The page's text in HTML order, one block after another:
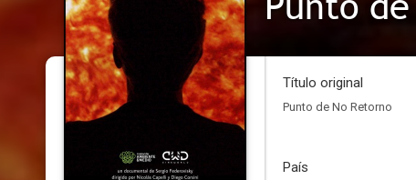
Título original
Punto de No Retorno
País